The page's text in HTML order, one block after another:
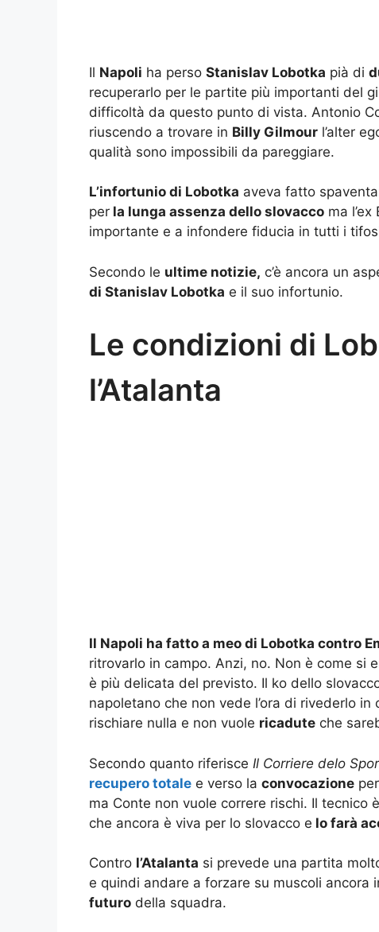
Il Napoli ha perso Stanislav Lobotka pià di
recuperarlo per le partite più importanti del
difficoltà da questo punto di vista. Antonio
riuscendo a trovare in Billy Gilmour l’alter
qualità sono impossibili da pareggiare.
L’infortunio di Lobotka aveva fatto
per la lunga assenza dello slovacco ma
importante e a infondere fiducia in tutti i
Secondo le ultime notizie, c’è ancora un
di Stanislav Lobotka e il suo infortunio.
Le condizioni di
l’Atalanta
Il Napoli ha fatto a meo di Lobotka contro
ritrovarlo in campo. Anzi, no. Non è come si
è più delicata del previsto. Il ko dello
napoletano che non vede l’ora di rivederlo
rischiare nulla e non vuole ricadute che
Secondo quanto riferisce Il Corriere delo
recupero totale e verso la convocazione
ma Conte non vuole correre rischi. Il tecnico
che ancora è viva per lo slovacco e lo farà
Contro l’Atalanta si prevede una partita
e quindi andare a forzare su muscoli
futuro della squadra.